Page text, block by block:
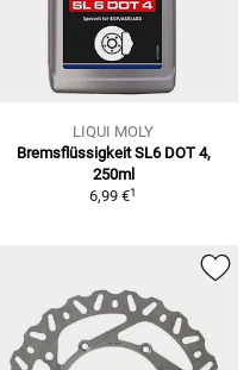
LIQUI MOLY
Bremsflüssigkeit SL6 DOT 4,
250ml
6,99 €1